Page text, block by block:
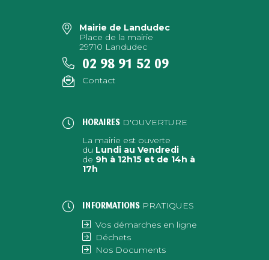
Mairie de Landudec
Place de la mairie
29710 Landudec
02 98 91 52 09
Contact
HORAIRES D'OUVERTURE
La mairie est ouverte
du Lundi au Vendredi
de 9h à 12h15 et de 14h à
17h
INFORMATIONS PRATIQUES
Vos démarches en ligne
Déchets
Nos Documents